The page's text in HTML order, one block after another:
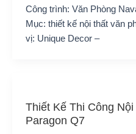
Công trình: Văn Phòng
Mục: thiết kế nội thất văn
vị: Unique Decor –
Thiết Kế Thi Công
Paragon Q7